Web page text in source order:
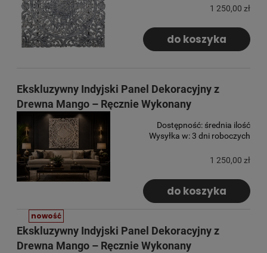
1 250,00 zł
do koszyka
Ekskluzywny Indyjski Panel Dekoracyjny z
Drewna Mango – Ręcznie Wykonany
Dostępność: średnia ilość
Wysyłka w:3 dni roboczych
1 250,00 zł
do koszyka
Ekskluzywny Indyjski Panel Dekoracyjny z
Drewna Mango – Ręcznie Wykonany
nowość